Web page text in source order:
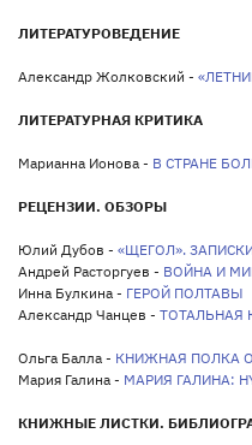
ЛИТЕРАТУРОВЕДЕНИЕ
Александр Жолковский -
ЛИТЕРАТУРНАЯ КРИТИКА
Марианна Ионова - В СТРАНЕ
РЕЦЕНЗИИ. ОБЗОРЫ
Юлий Дубов - «ЩЕГОЛ».
Андрей Расторгуев - ВОЙНА И
Инна Булкина - ГЕРОЙ ПОЛТАВЫ
Александр Чанцев - ТОТАЛЬНАЯ
Ольга Балла - КНИЖНАЯ ПОЛКА
Мария Галина - МАРИЯ ГАЛИНА:
КНИЖНЫЕ ЛИСТКИ.